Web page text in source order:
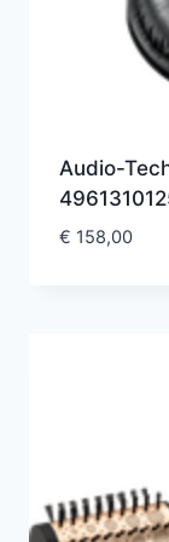
Audio-
€ 158,00